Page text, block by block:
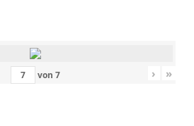
von 7 › »